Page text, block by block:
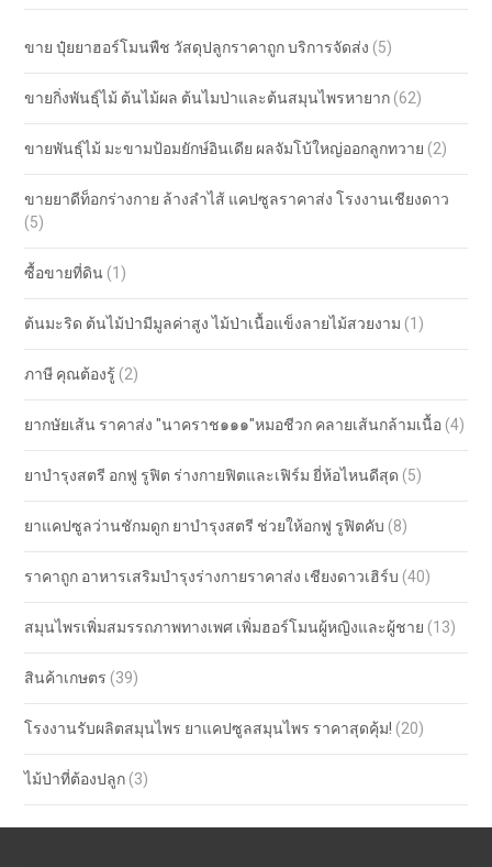
ขาย ปุ๋ยยาฮอร์โมนพืช วัสดุปลูกราคาถูก บริการจัดส่ง (5)
ขายกิ่งพันธุ์ไม้ ต้นไม้ผล ต้นไมป่าและต้นสมุนไพรหายาก (62)
ขายพันธุ์ไม้ มะขามป้อมยักษ์อินเดีย ผลจัมโบ้ใหญ่ออกลูกทวาย (2)
ขายยาดีท็อกร่างกาย ล้างลำไส้ แคปซูลราคาส่ง โรงงานเชียงดาว
(5)
ซื้อขายที่ดิน (1)
ต้นมะริด ต้นไม้ป่ามีมูลค่าสูง ไม้ป่าเนื้อแข็งลายไม้สวยงาม (1)
ภาษี คุณต้องรู้ (2)
ยากษัยเส้น ราคาส่ง "นาคราช๑๑๑"หมอชีวก คลายเส้นกล้ามเนื้อ (4)
ยาบำรุงสตรี อกฟู รูฟิต ร่างกายฟิตและเฟิร์ม ยี่ห้อไหนดีสุด (5)
ยาแคปซูลว่านชักมดูก ยาบำรุงสตรี ช่วยให้อกฟู รูฟิตคับ (8)
ราคาถูก อาหารเสริมบำรุงร่างกายราคาส่ง เชียงดาวเฮิร์บ (40)
สมุนไพรเพิ่มสมรรถภาพทางเพศ เพิ่มฮอร์โมนผู้หญิงและผู้ชาย (13)
สินค้าเกษตร (39)
โรงงานรับผลิตสมุนไพร ยาแคปซูลสมุนไพร ราคาสุดคุ้ม! (20)
ไม้ป่าที่ต้องปลูก (3)